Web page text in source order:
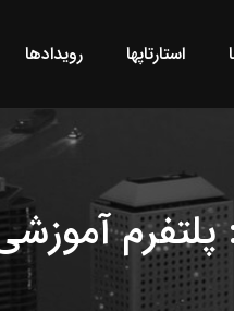
استارتاپها رویدادها